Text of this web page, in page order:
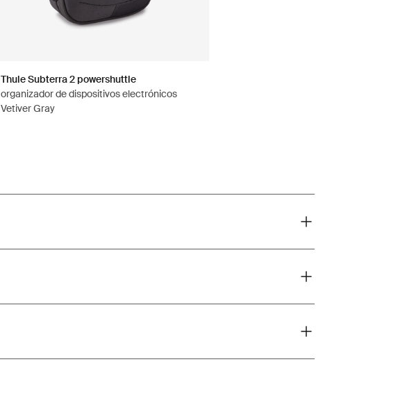
Thule Subterra 2 powershuttle
organizador de dispositivos electrónicos
Vetiver Gray